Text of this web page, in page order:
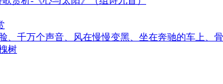
、千万个声音、风在慢慢变黑、坐在奔驰的车上、
树